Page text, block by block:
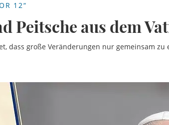
12“
Peitsche aus dem
dass große Veränderungen nur gemeinsam